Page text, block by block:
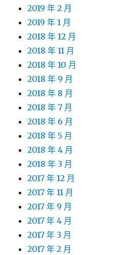
2019 年 2 月
2019 年 1 月
2018 年 12 月
2018 年 11 月
2018 年 10 月
2018 年 9 月
2018 年 8 月
2018 年 7 月
2018 年 6 月
2018 年 5 月
2018 年 4 月
2018 年 3 月
2017 年 12 月
2017 年 11 月
2017 年 9 月
2017 年 4 月
2017 年 3 月
2017 年 2 月